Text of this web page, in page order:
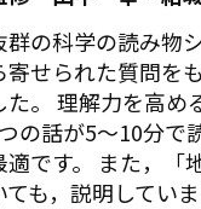
群の科学の読み物
寄せられた質問を
。 理解力を高め
の話が5～10分で
です。 また，「
も，説明してい